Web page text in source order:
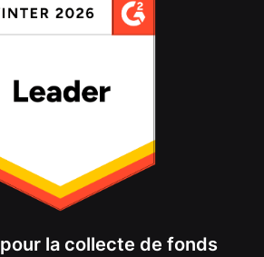
pour la collecte de fonds